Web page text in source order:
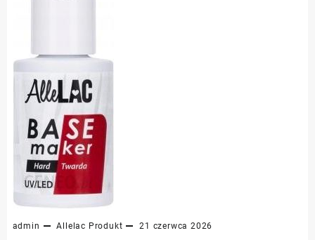
admin Allelac Produkt 21 czerwca 2026